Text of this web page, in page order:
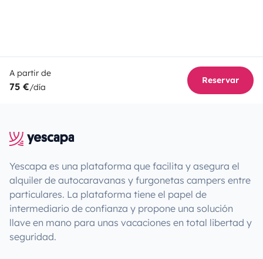
A partir de
75 €/día
Reservar
Yescapa es una plataforma que facilita y asegura el
alquiler de autocaravanas y furgonetas campers entre
particulares. La plataforma tiene el papel de
intermediario de confianza y propone una solución
llave en mano para unas vacaciones en total libertad y
seguridad.